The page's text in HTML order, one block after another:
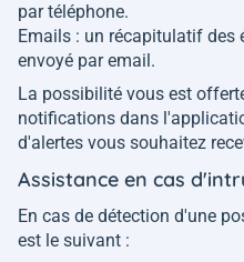
par téléphone.
Emails : un récapitulatif des
envoyé par email.
La possibilité vous est
notifications dans
d'alertes vous souhaitez
Assistance en cas
En cas de détection d'une
est le suivant :